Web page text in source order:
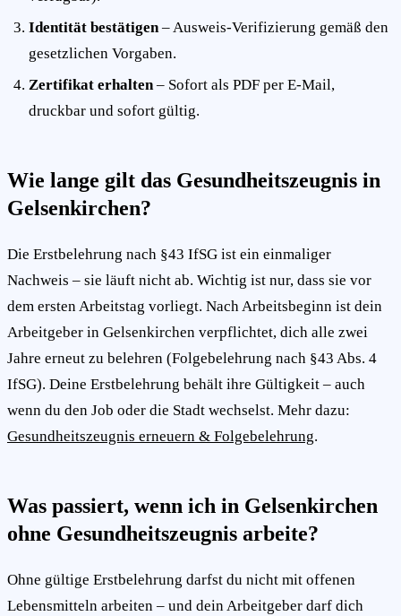
Identität bestätigen– Ausweis-Verifizierung gemäß den
gesetzlichen Vorgaben.
Zertifikat erhalten – Sofort als PDF per E-Mail,
druckbar und sofort gültig.
Wie lange gilt das Gesundheitszeugnis in
Gelsenkirchen?
Die Erstbelehrung nach §43 IfSG ist ein einmaliger
Nachweis – sie läuft nicht ab. Wichtig ist nur, dass sie vor
dem ersten Arbeitstag vorliegt. Nach Arbeitsbeginn ist dein
Arbeitgeber in Gelsenkirchen verpflichtet, dich alle zwei
Jahre erneut zu belehren (Folgebelehrung nach §43 Abs. 4
IfSG). Deine Erstbelehrung behält ihre Gültigkeit – auch
wenn du den Job oder die Stadt wechselst. Mehr dazu:
Gesundheitszeugnis erneuern & Folgebelehrung.
Was passiert, wenn ich in Gelsenkirchen
ohne Gesundheitszeugnis arbeite?
Ohne gültige Erstbelehrung darfst du nicht mit offenen
Lebensmitteln arbeiten – und dein Arbeitgeber darf dich